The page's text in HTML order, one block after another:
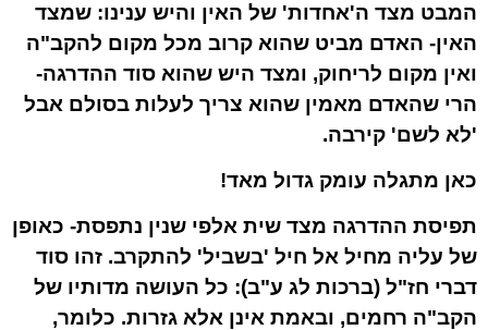
המבט מצד ה'אחדות' של האין והיש ענינו: שמצד
האין- האדם מביט שהוא קרוב מכל מקום להקב"ה
ואין מקום לריחוק, ומצד היש שהוא סוד ההדרגה-
הרי שהאדם מאמין שהוא צריך לעלות בסולם אבל
'לא לשם' קירבה.
כאן מתגלה עומק גדול מאד!
תפיסת ההדרגה מצד שית אלפי שנין נתפסת- כאופן
של עליה מחיל אל חיל 'בשביל' להתקרב. זהו סוד
דברי חז"ל (ברכות לג ע"ב): כל העושה מדותיו של
הקב"ה רחמים, ובאמת אינן אלא גזרות. כלומר,